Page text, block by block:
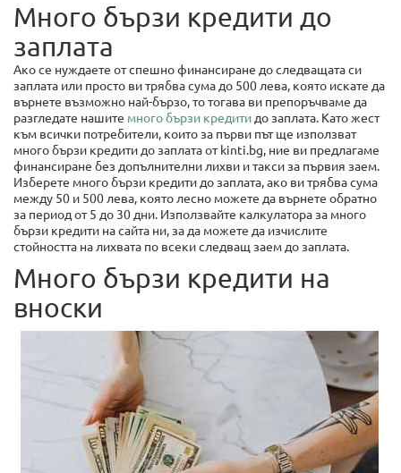
Много бързи кредити до
заплата
Ако се нуждаете от спешно финансиране до следващата си
заплата или просто ви трябва сума до 500 лева, която искате да
върнете възможно най-бързо, то тогава ви препоръчваме да
разгледате нашите много бързи кредити до заплата. Като жест
към всички потребители, които за първи път ще използват
много бързи кредити до заплата от kinti.bg, ние ви предлагаме
финансиране без допълнителни лихви и такси за първия заем.
Изберете много бързи кредити до заплата, ако ви трябва сума
между 50 и 500 лева, която лесно можете да върнете обратно
за период от 5 до 30 дни. Използвайте калкулатора за много
бързи кредити на сайта ни, за да можете да изчислите
стойността на лихвата по всеки следващ заем до заплата.
Много бързи кредити на
вноски